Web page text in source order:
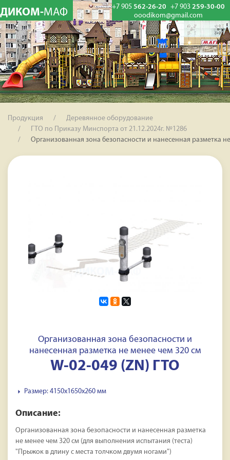
ДИКОМ-МАФ +7 905 562-26-20 +7 903 259-30-00
ooodikom@gmail.com
Продукция
Деревянное оборудование
ГТО по Приказу Минспорта от 21.12.2024г. №1286
Организованная зона безопасности и нанесенная разметка
Организованная зона безопасности и
нанесенная разметка не менее чем 320 см
W-02-049 (ZN) ГТО
Размер: 4150x1650x260 мм
Описание:
Организованная зона безопасности и нанесенная разметка
не менее чем 320 см (для выполнения испытания (теста)
"Прыжок в длину с места толчком двумя ногами")